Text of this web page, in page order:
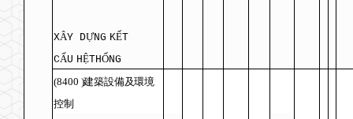
XÂY DỰNG KẾT
CẤU HỆTHỐNG
(8400 )建築設備及環境
控制